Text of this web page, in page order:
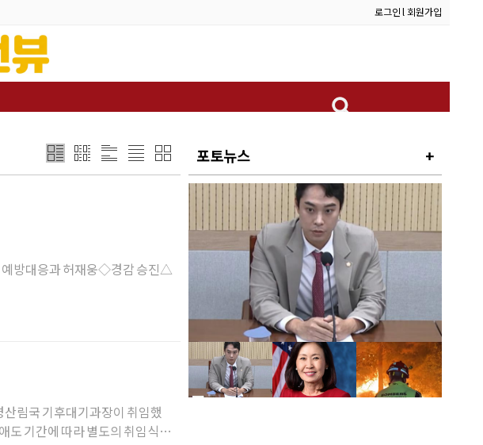
로그인l 회원가입
방대응과 허재웅◇경감 승진△
림국 기후대기과장이 취임했
도 기간에 따라 별도의 취임식 없
포토뉴스 +